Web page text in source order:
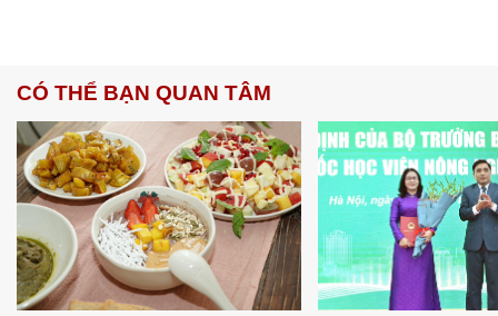
CÓ THỂ BẠN QUAN TÂM